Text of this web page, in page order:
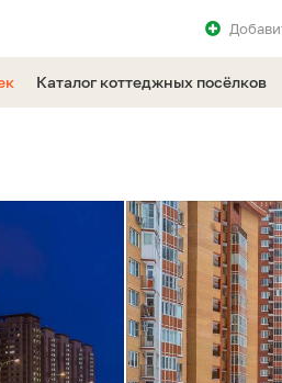
Каталог коттеджных посёлков